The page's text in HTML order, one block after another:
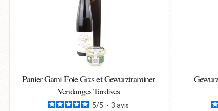
Panier Garni Foie Gras et Gewurztraminer
Vendanges Tardives
5/5 - 3avis